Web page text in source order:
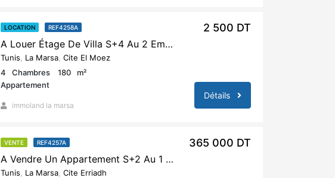
LOCATION REF4258A
A Louer Étage De Villa S+4 Au 2 Eme Etage A La Marsa
Tunis La Marsa Cite El Moez
4
Chambres 180
m²
Appartement
immoland la marsa
2 500 DT
Détails
VENTE REF4257A
A Vendre Un Appartement S+2 Au 1 Ere Etage A La Marsa
Tunis La Marsa Cite Erriadh
365 000 DT